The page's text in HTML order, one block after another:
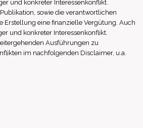
und konkreter Interessenkonflikt.
sowie die verantwortlichen
Erstellung eine finanzielle Vergütung. Auch
und konkreter Interessenkonflikt.
Ausführungen zu
im nachfolgenden Disclaimer, u.a.